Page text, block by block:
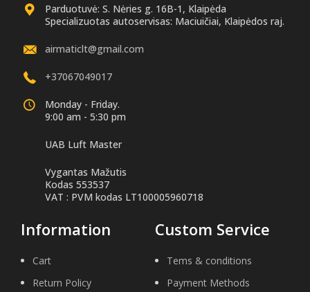
Parduotuvė: S. Nėries g. 16B-1, Klaipėda
Specializuotas autoservisas: Maciuičiai, Klaipėdos raj.
airmaticlt@gmail.com
+37067049017
Monday - Friday.
9:00 am - 5:30 pm
UAB Luft Master
Vygantas Mažutis
Kodas 553537
VAT : PVM kodas LT100005960718
Information
Cart
Return Policy
Custom Service
Tems & conditions
Payment Methods